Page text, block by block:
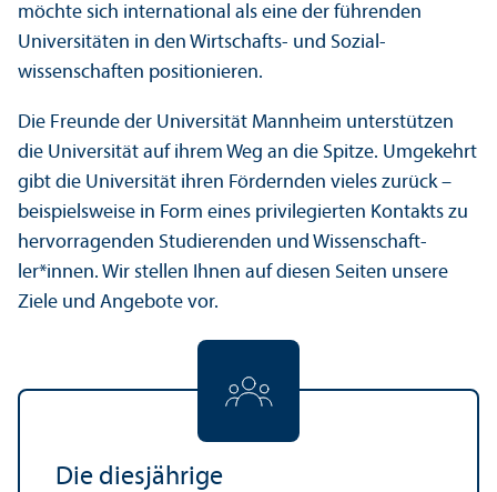
möchte sich international als eine der führenden
Universitäten in den Wirtschafts- und Sozial­
wissenschaften positionieren.
Die Freunde der Universität Mannheim unter­stützen
die Universität auf ihrem Weg an die Spitze. Umgekehrt
gibt die Universität ihren Fördernden vieles zurück –
beispielsweise in Form eines privilegierten Kontakts zu
hervorragenden Studierenden und Wissenschaft­
ler*innen. Wir stellen Ihnen auf diesen Seiten unsere
Ziele und Angebote vor.
Die diesjährige